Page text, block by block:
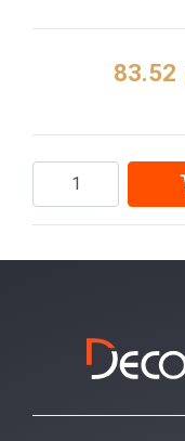
83.52